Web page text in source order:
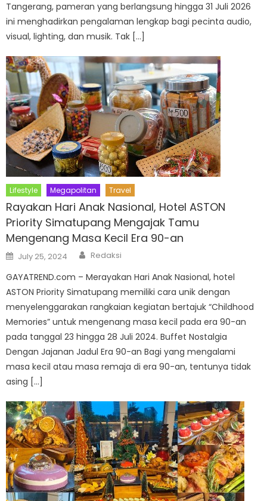
Tangerang, pameran yang berlangsung hingga 31 Juli 2026
ini menghadirkan pengalaman lengkap bagi pecinta audio,
visual, lighting, dan musik. Tak […]
Lifestyle Megapolitan Travel
Rayakan Hari Anak Nasional, Hotel ASTON
Priority Simatupang Mengajak Tamu
Mengenang Masa Kecil Era 90-an
Posted
on
July 25, 2024 Author
Redaksi
GAYATREND.com – Merayakan Hari Anak Nasional, hotel
ASTON Priority Simatupang memiliki cara unik dengan
menyelenggarakan rangkaian kegiatan bertajuk “Childhood
Memories” untuk mengenang masa kecil pada era 90-an
pada tanggal 23 hingga 28 Juli 2024. Buffet Nostalgia
Dengan Jajanan Jadul Era 90-an Bagi yang mengalami
masa kecil atau masa remaja di era 90-an, tentunya tidak
asing […]